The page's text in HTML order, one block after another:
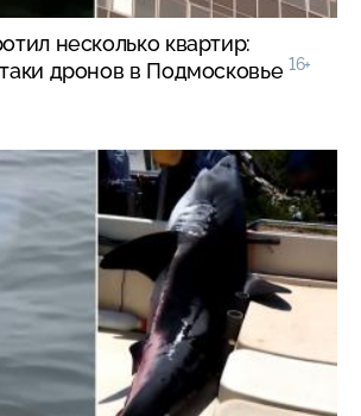
несколько квартир:
дронов в Подмосковье 16+